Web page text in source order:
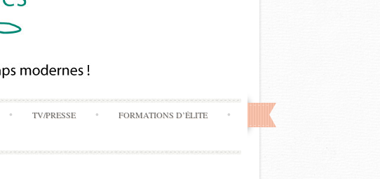
TV/PRESSE FORMATIONS D’ÉLITE